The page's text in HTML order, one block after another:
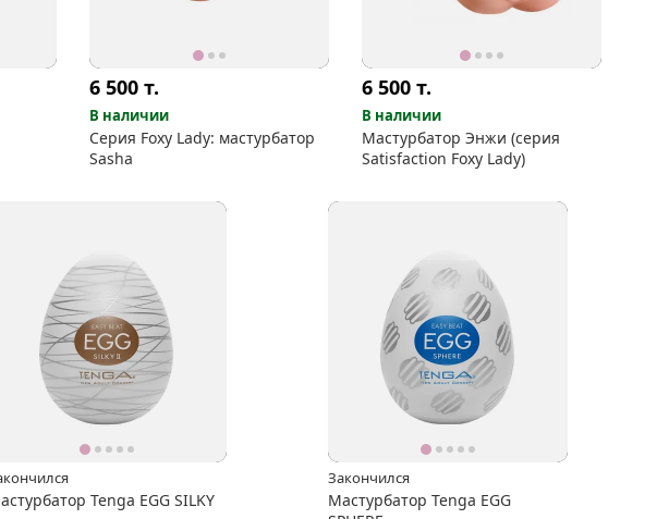
6 500 т.
В наличии
Серия Foxy Lady: мастурбатор
Sasha
6 500 т.
В наличии
Мастурбатор Энжи (серия
Satisfaction Foxy Lady)
Tenga EGG SILKY
Закончился
Мастурбатор Tenga EGG